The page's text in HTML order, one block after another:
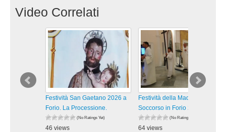
Video Correlati
Festività San Gaetano 2026 a
Forio. La Processione.
(No Ratings Yet)
46 views
Festività della Madonna del
Soccorso in Forio 2026. La
(No Ratings Yet)
64 views